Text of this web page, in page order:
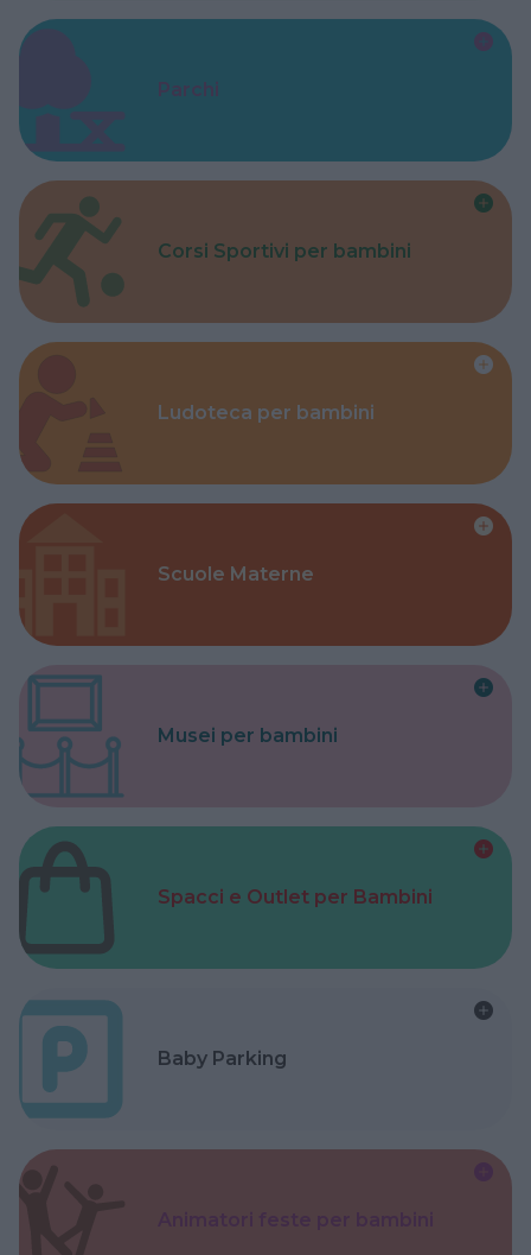
Parchi
Corsi Sportivi per bambini
Ludoteca per bambini
Scuole Materne
Musei per bambini
Spacci e Outlet per Bambini
Baby Parking